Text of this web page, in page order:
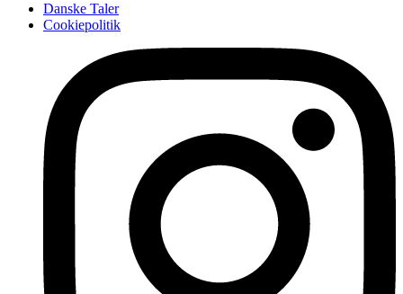
Danske Taler
Cookiepolitik